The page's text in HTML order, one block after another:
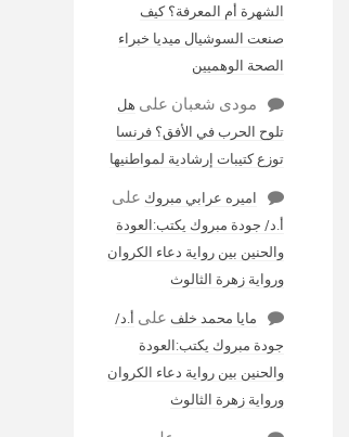
الشهرة أم المعرفة؟ كيف
صنعت السوشيال ميديا خبراء
الصحة الوهميين
مودى شعبان على هل
تلوح الحرب في الأفق؟ فرنسا
توزع كتيبات إرشادية لمواطنيها
اميره عرابي مبروك على
أ.د/ جودة مبروك يكتب:العودة
والحنين بين رواية دعاء الكروان
ورواية زهرة الثالوث
مايا محمد خلف على أ.د/
جودة مبروك يكتب:العودة
والحنين بين رواية دعاء الكروان
ورواية زهرة الثالوث